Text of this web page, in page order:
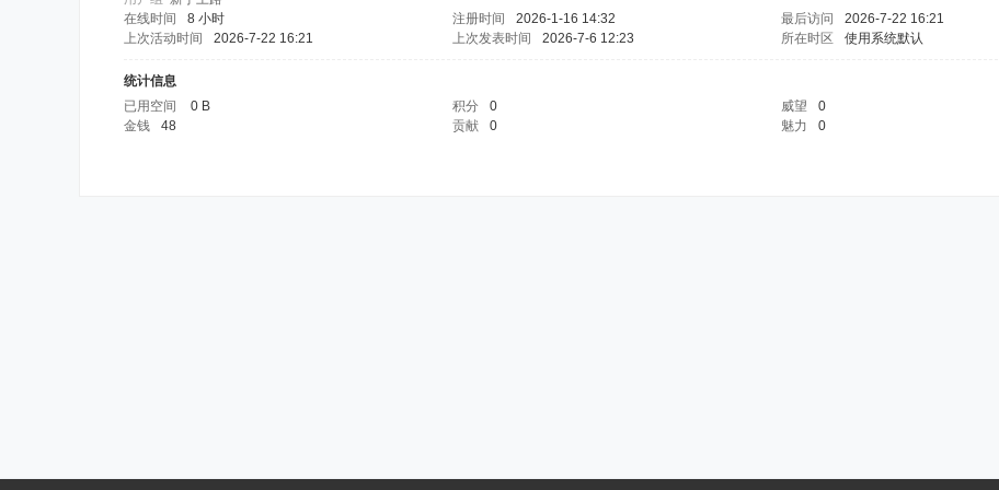
在线时间
8 小时 注册时间 2026-1-16 14:32 最后访问
2026-7-22 16:21
上次活动时间
2026-7-22 16:21 上次发表时间 2026-7-6 12:23 所在时区 使用系统默认
统计信息
已用空间
0 B 积分 0 威望
0
金钱
48 贡献 0 魅力 0